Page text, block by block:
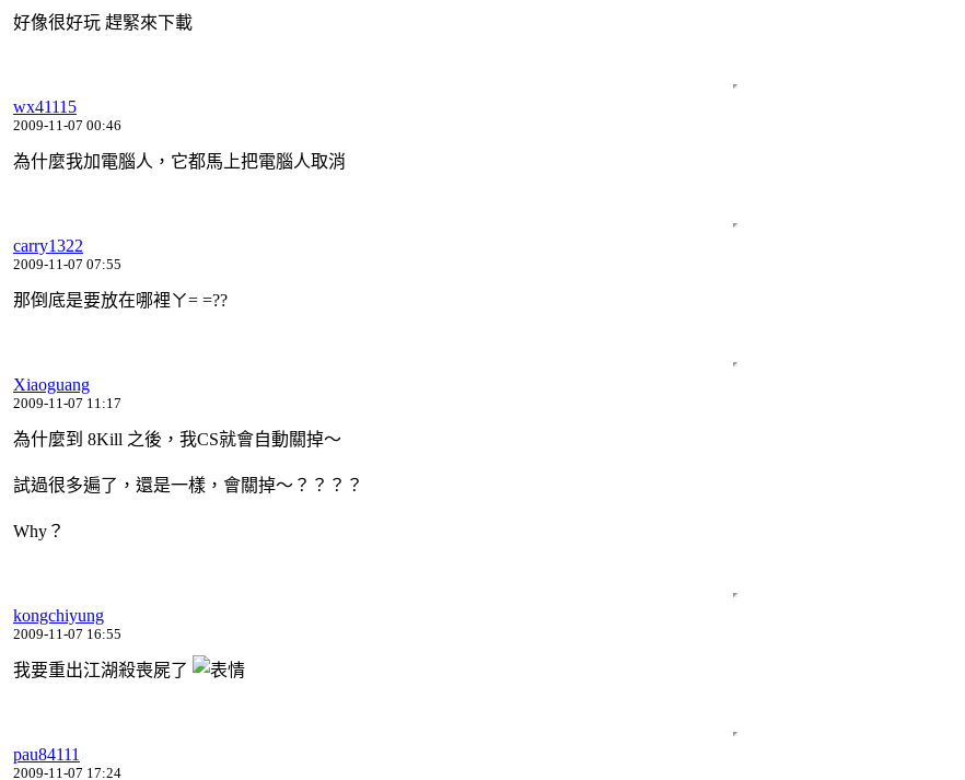
好像很好玩 趕緊來下載
wx41115
2009-11-07 00:46
為什麼我加電腦人，它都馬上把電腦人取消
carry1322
2009-11-07 07:55
那倒底是要放在哪裡ㄚ= =??
Xiaoguang
2009-11-07 11:17
為什麼到 8Kill 之後，我CS就會自動關掉～
試過很多遍了，還是一樣，會關掉～？？？？
Why？
kongchiyung
2009-11-07 16:55
我要重出江湖殺喪屍了
pau84111
2009-11-07 17:24